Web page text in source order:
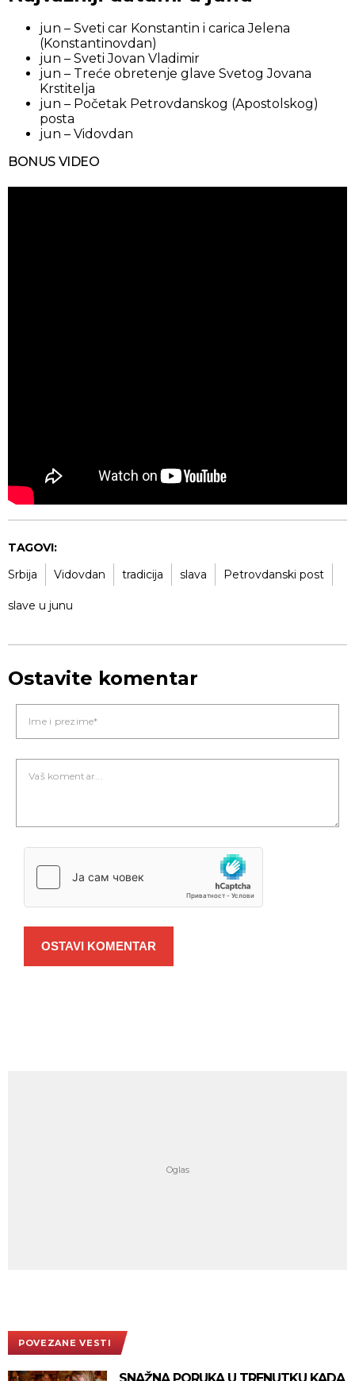
jun – Sveti car Konstantin i carica Jelena
(Konstantinovdan)
jun – Sveti Jovan Vladimir
jun – Treće obretenje glave Svetog Jovana
Krstitelja
jun – Početak Petrovdanskog (Apostolskog)
posta
jun – Vidovdan
BONUS VIDEO
TAGOVI:
Srbija
Vidovdan tradicija slava Petrovdanski post
slave u junu
Ostavite komentar
OSTAVI KOMENTAR
POVEZANE VESTI
SNAŽNA PORUKA U TRENUTKU KADA